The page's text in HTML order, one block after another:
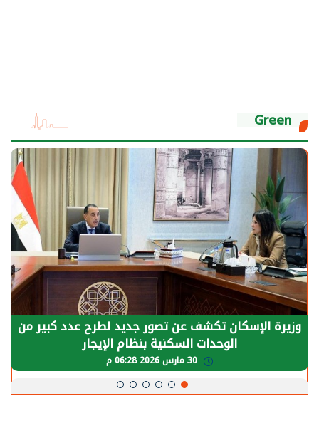
Green
الرئيس السيسي: توقف الأنشطة في قطاع الطاقة
يحتاج إلى سنوات لعودة معدلات الإنتاج الطبيعية